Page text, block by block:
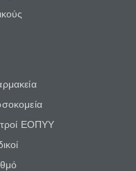
ΕΟΠΥΥ